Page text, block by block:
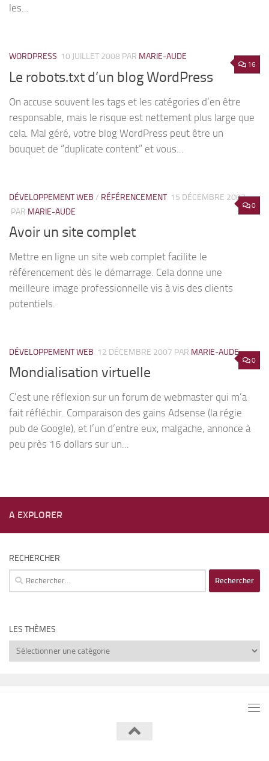
les...
16
WORDPRESS 10 JUILLET 2008 PAR MARIE-AUDE
Le robots.txt d’un blog WordPress
On accuse souvent les tags et les catégories d’en être
responsable, mais le risque est nettement plus large que
cela. Mal géré, votre blog WordPress peut être un
bouquet de “duplicate content” et vous...
0
DÉVELOPPEMENT WEB / RÉFÉRENCEMENT 15 DÉCEMBRE 2007
PAR MARIE-AUDE
Avoir un site complet
Mettre en ligne un site web complet facilite le
référencement dès le démarrage. Cela donne une
meilleure image professionnelle vis à vis des clients
potentiels.
0
DÉVELOPPEMENT WEB 12 DÉCEMBRE 2007 PAR MARIE-AUDE
Mondialisation virtuelle
C’est une réflexion sur un forum de webmaster qui m’a
fait réfléchir. Comparaison des gains Adsense (la régie
pub de Google), et l’un d’entre eux, malgache, annonce à
peu près 16 dollars sur un...
A EXPLORER
RECHERCHER
Rechercher :
LES THÈMES
Les
thèmes